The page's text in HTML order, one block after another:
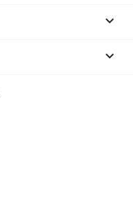

keyboard_arrow_down